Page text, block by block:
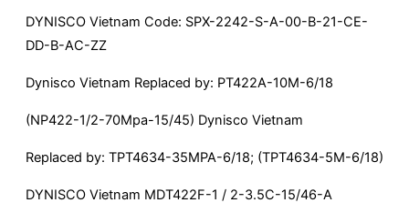
DYNISCO Vietnam Code: SPX-2242-S-A-00-B-21-CE-
DD-B-AC-ZZ
Dynisco Vietnam Replaced by: PT422A-10M-6/18
(NP422-1/2-70Mpa-15/45) Dynisco Vietnam
Replaced by: TPT4634-35MPA-6/18; (TPT4634-5M-6/18)
DYNISCO Vietnam MDT422F-1 / 2-3.5C-15/46-A